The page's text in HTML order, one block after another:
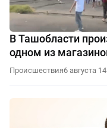
В Ташобласти
одном из
Происшествия6 августа